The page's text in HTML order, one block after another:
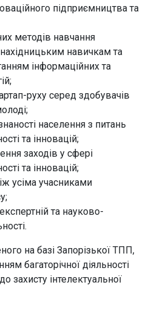
підприємництва та
методів навчання
навичкам та
інформаційних та
руху серед здобувачів
населення з питань
та інновацій;
заходів у сфері
та інновацій;
усіма учасниками
та науково-
на базі Запорізької ТПП,
багаторічної діяльності
захисту інтелектуальної